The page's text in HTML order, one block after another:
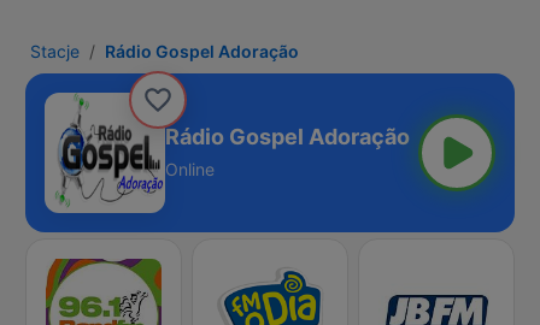
Stacje Rádio Gospel Adoração
Rádio Gospel Adoração
Online